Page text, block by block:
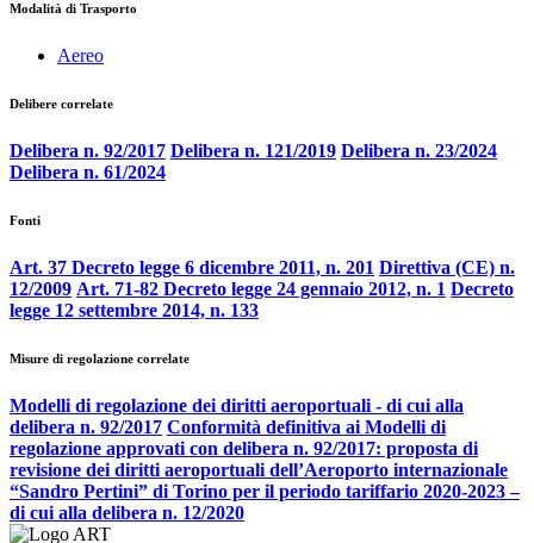
Modalità di Trasporto
Aereo
Delibere correlate
Delibera n. 92/2017 Delibera n. 121/2019 Delibera n. 23/2024
Delibera n. 61/2024
Fonti
Art. 37 Decreto legge 6 dicembre 2011, n. 201 Direttiva (CE) n.
12/2009 Art. 71-82 Decreto legge 24 gennaio 2012, n. 1 Decreto
legge 12 settembre 2014, n. 133
Misure di regolazione correlate
Modelli di regolazione dei diritti aeroportuali - di cui alla
delibera n. 92/2017 Conformità definitiva ai Modelli di
regolazione approvati con delibera n. 92/2017: proposta di
revisione dei diritti aeroportuali dell’Aeroporto internazionale
“Sandro Pertini” di Torino per il periodo tariffario 2020-2023 –
di cui alla delibera n. 12/2020